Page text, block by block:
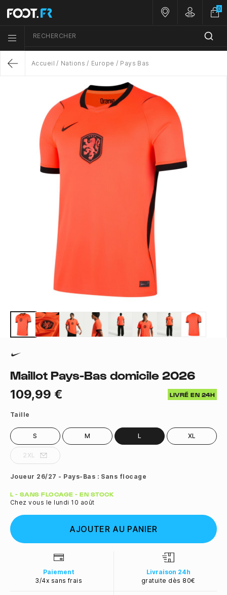
Menu list icon
RECHERCHER
Nos magasins
Customer
0
Accueil Nations Europe Pays Bas
Maillot Pays-Bas domicile 2026
109,99 € LIVRÉ EN 24H
Taille
S M L XL
2XL
Joueur 26/27 - Pays-Bas : Sans flocage
Quantité
L - SANS FLOCAGE - EN STOCK
Chez vous le lundi 10 août
AJOUTER AU PANIER
Paiement
3/4x sans frais
Livraison 24h
gratuite dès 80€